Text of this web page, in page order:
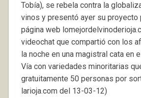
Tobía), se rebela contra la
vinos y presentó ayer su proyecto
página web
videochat que compartió con los
la noche en una magistral cata en
Vía con variedades minoritarias
gratuitamente 50 personas por
larioja.com del 13-03-12)